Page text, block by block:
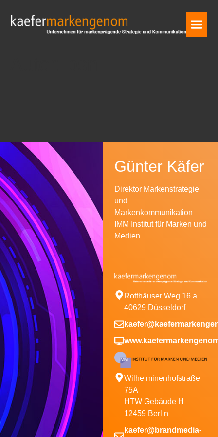
Günter Käfer
Direktor Markenstrategie
und
Markenkommunikation
IMM Institut für Marken und
Medien
Rotthäuser Weg 16 a
40629 Düsseldorf
Wilhelminenhofstraße
75A
HTW Gebäude H
12459 Berlin
kaefer@brandmedia-